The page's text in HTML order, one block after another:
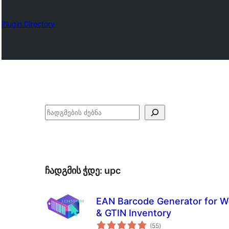
Plugin Directory
ძებნა
ჩადგმის ჭდე: upc
EAN Barcode Generator for
& GTIN Inventory
(55საერთო
)